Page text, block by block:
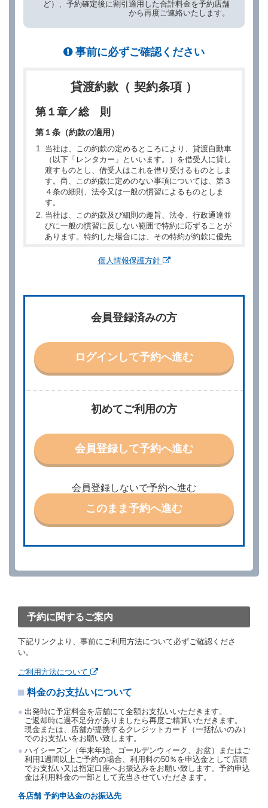
ど）、予約確定後に割引適用した合計料金を予約店舗
から再度ご連絡いたします。
事前に必ずご確認ください
貸渡約款（ 契約条項 ）
第１章／総 則
第１条（約款の適用）
当社は、この約款の定めるところにより、貸渡自動車
（以下「レンタカー」といいます。）を借受人に貸し
渡すものとし、借受人はこれを借り受けるものとしま
す。尚、この約款に定めのない事項については、第３
４条の細則、法令又は一般の慣習によるものとしま
す。
当社は、この約款及び細則の趣旨、法令、行政通達並
びに一般の慣習に反しない範囲で特約に応ずることが
あります。特約した場合には、その特約が約款に優先
別に定める料金表等に同意のうえ、別に定める方法に
他の借受条件（以下「借受条件」といいます。）を明
示して予約の申込みを行うことができます。なお、当
社は、電話連絡並びに電子メールによる予約に応じま
責任を負わないものとします。
当社は、借受人から予約の申込みがあったときは、原
則として、当社の保有するレンタカーの範囲内で予約
特に認める場合を除き、別に定める予約申込金を支払
うものとします。
第３条（予約の変更）
借受人は、前条第１項の借受条件を変更しようとする
ときは、あらかじめ当社の承諾を受けなければならな
いものとします。
第４条（予約の取消し等）
ができます。
を１時間以上経過してもレンタカー貸渡契約（以下
約取消手数料を当社に支払うものとし、当社は、この
予約取消手数料の支払いがあったときは、受領済の予
約申込金を借受人に返還するものとします。
当社の都合により、予約が取り消されたとき、又は貸
約申込金を返還するものとします。
若しくは当社のいずれの責にもよらない事由により貸
たものとします。この場合、当社は受領済の予約申込
金を返還するものとします。
第５条（代替レンタカー）
当社は、借受人から予約のあった車種クラスのレンタ
カーを貸し渡すことができないときは、予約と異なる
車種クラスのレンタカー（以下「代替レンタカー」と
いいます。）の貸渡しを申し入れることができるもの
とします。
個人情報保護方針
初めてご利用の方
会員登録して予約へ進む
会員登録しないで予約へ進む
このまま予約へ進む
会員登録済みの方
ログインして予約へ進む
予約に関するご案内
下記リンクより、事前にご利用方法について必ずご確認くださ
い。
ご利用方法について
料金のお支払いについて
出発時に予定料金を店舗にて全額お支払いいただきます。
ご返却時に過不足分がありましたら再度ご精算いただきます。
現金または、店舗が提携するクレジットカード（一括払いのみ）
でのお支払いをお願い致します。
ハイシーズン（年末年始、ゴールデンウィーク、お盆）またはご
利用1週間以上ご予約の場合、利用料の50％を申込金として店頭
でお支払い又は指定口座へお振込みをお願い致します。予約申込
金は利用料金の一部として充当させていただきます。
各店舗 予約申込金のお振込先